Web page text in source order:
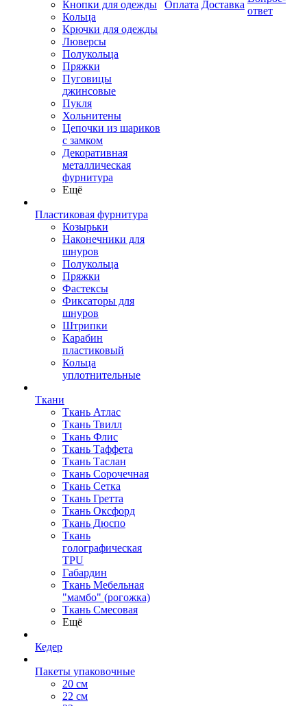
Кнопки для одежды
Кольца
Крючки для одежды
Люверсы
Полукольца
Пряжки
Пуговицы
джинсовые
Пукля
Хольнитены
Цепочки из шариков
с замком
Декоративная
металлическая
фурнитура
Ещё
Пластиковая фурнитура
Козырьки
Наконечники для
шнуров
Полукольца
Пряжки
Фастексы
Фиксаторы для
шнуров
Штрипки
Карабин
пластиковый
Кольца
уплотнительные
Ткани
Ткань Атлас
Ткань Твилл
Ткань Флис
Ткань Таффета
Ткань Таслан
Ткань Сорочечная
Ткань Сетка
Ткань Гретта
Ткань Оксфорд
Ткань Дюспо
Ткань
голографическая
TPU
Габардин
Ткань Мебельная
"мамбо" (рогожка)
Ткань Смесовая
Ещё
Кедер
Пакеты упаковочные
20 см
22 см
Оплата Доставка
ответ